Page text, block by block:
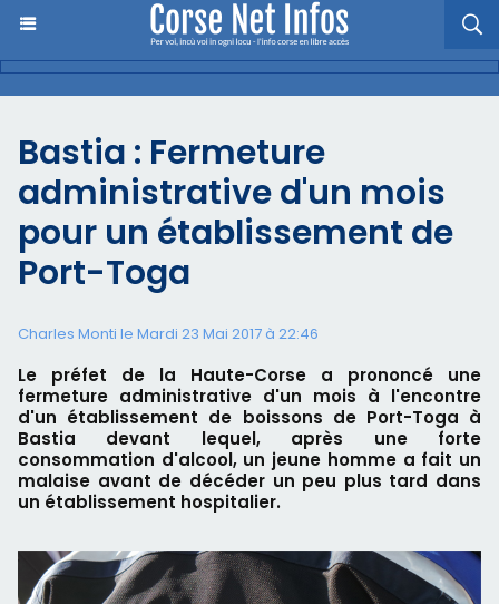
Bastia : Fermeture
administrative d'un mois
pour un établissement de
Port-Toga
Charles Monti le Mardi 23 Mai 2017 à 22:46
Le préfet de la Haute-Corse a prononcé une
fermeture administrative d'un mois à l'encontre
d'un établissement de boissons de Port-Toga à
Bastia devant lequel, après une forte
consommation d'alcool, un jeune homme a fait un
malaise avant de décéder un peu plus tard dans
un établissement hospitalier.